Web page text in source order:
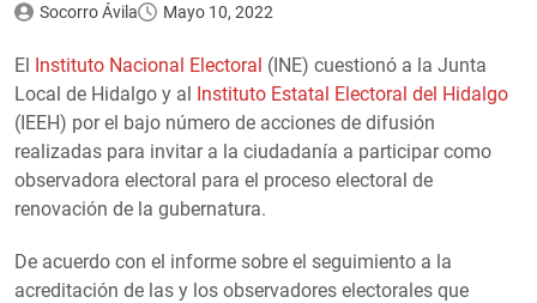
Socorro Ávila Mayo 10, 2022
El Instituto Nacional Electoral (INE) cuestionó a la Junta
Local de Hidalgo y al Instituto Estatal Electoral del Hidalgo
(IEEH) por el bajo número de acciones de difusión
realizadas para invitar a la ciudadanía a participar como
observadora electoral para el proceso electoral de
renovación de la gubernatura.
De acuerdo con el informe sobre el seguimiento a la
acreditación de las y los observadores electorales que